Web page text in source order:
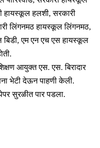
हायस्कूल हलशी, सरकारी
लिंगनमठ हायस्कूल लिंगनमठ,
बिडी, एम एन एच एस हायस्कूल
आयुक्त एस. एस. बिरादार
भेटी देऊन पाहणी केली.
सुरळीत पार पडला.